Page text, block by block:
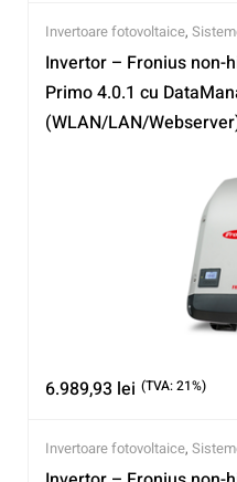
Invertoare fotovoltaice,
Invertor – Fronius non-
Primo 4.0.1 cu
(WLAN/LAN/
6.989,93 lei (TVA: 21%)
Invertoare fotovoltaice,